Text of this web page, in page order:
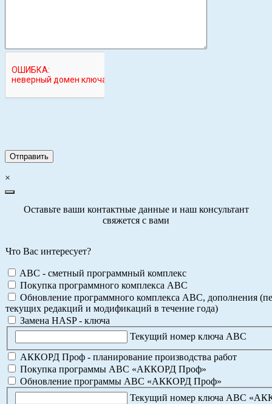
×
Оставьте ваши контактные данные и наш консультант
свяжется с вами
Что Вас интересует?
ABC - сметный программный комплекс
Покупка программного комплекса АВС
Обновление программного комплекса АВС, дополнения
текущих редакций и модификаций в течение года)
Замена HASP - ключа
Текущий номер ключа АВС
АККОРД Проф - планирование производства работ
Покупка программы АВС «АККОРД Проф»
Обновление программы АВС «АККОРД Проф»
Текущий номер ключа АВС